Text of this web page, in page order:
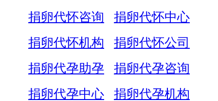
捐卵代怀咨询
捐卵代怀中心
捐卵代怀机构
捐卵代怀公司
捐卵代孕助孕
捐卵代孕咨询
捐卵代孕中心
捐卵代孕机构